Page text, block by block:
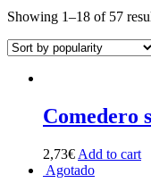
Showing 1–18 of 57
Comedero
2,73€ Add to cart
Agotado